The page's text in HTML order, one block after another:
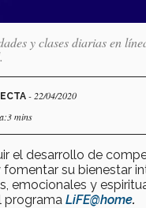
y clases diarias en
- 22/04/2020
mins
el desarrollo de
su bienestar
emocionales y
programa LiFE@home.